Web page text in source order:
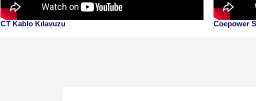
CT Kablo Kılavuzu Coepower